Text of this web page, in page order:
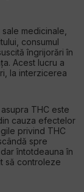
medicinale,
consumul
îngrijorări în
Acest lucru a
la interzicerea
THC este
cauza efectelor
privind THC
spre
întotdeauna în
să controleze